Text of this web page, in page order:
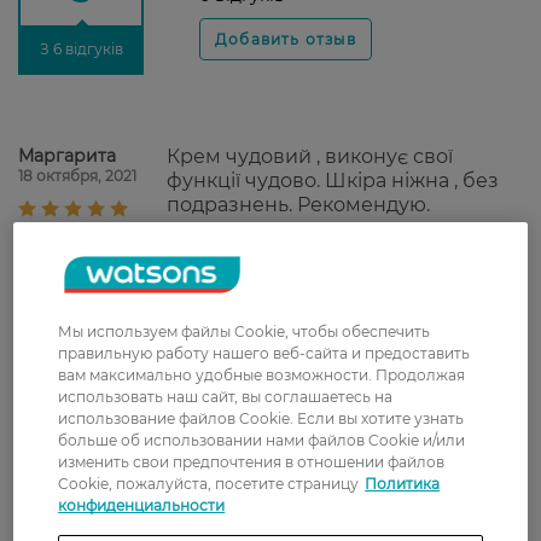
З 6 відгуків
Маргарита
18 октября, 2021
Крем чудовий , виконує свої
функції чудово. Шкіра ніжна , без
подразнень. Рекомендую.
Сергій
24 августа, 2021
Неплохой крем. Удобно
пользоваться.
Оксана
2 июля, 2021
Хороший крем, зручний у
використанні.
6 декабря, 2020
Ніжно та легко видаляє
Мы используем файлы Cookie, чтобы обеспечить
правильную работу нашего веб-сайта и предоставить
вам максимально удобные возможности. Продолжая
использовать наш сайт, вы соглашаетесь на
использование файлов Cookie. Если вы хотите узнать
больше об использовании нами файлов Cookie и/или
изменить свои предпочтения в отношении файлов
Cookie, пожалуйста, посетите страницу Политика
конфиденциальности